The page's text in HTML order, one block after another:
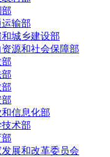
输部
城乡建设部
资源和社会保障部
部
和信息化部
术部
发展和改革委员会